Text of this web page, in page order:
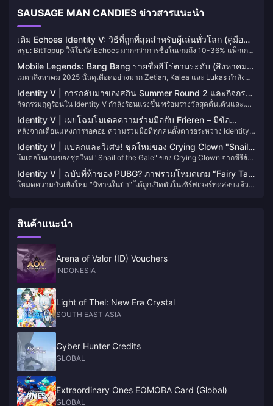
SAUSAGE MAN CANDIES ข่าวสารแนะนำ
เติม Echoes Identity V: วิธีที่ถูกที่สุดสำหรับผู้เล่นทั่วโลก (คู่มือ
UID และเซิร์ฟเวอร์ 2025)
สรุป: BitTopup ให้โบนัส Echoes มากกว่าการซื้อในเกมถึง 10-36% แพ็กเก
จราคา $9.99 นั้นคุ้มค่าที่สุด โดยคุณจะได้ Echo ในราคา $0.0131 ต่อ Echo
สิ่งที่คุณต้องมีคือ User ID และข้อมูลเซิร์ฟเวอร์ของคุณเท่านั้น ห้ามเปิดเผย
รหัสผ่านของคุณเด็ดขาด
Mobile Legends: Bang Bang รายชื่อฮีโร่ตามระดับ (สิงหาคม
2025) และการปรับแต่งสำหรับการจัดอันดับ
เมตาสิงหาคม 2025 นั้นดุเดือดอย่างมาก Zetian, Kalea และ Lukas กำลัง
ครองเกมร่วมกับ Kimmy และ Gloo ที่ได้รับการปรับปรุงใหม่ หากคุณไม่ให้
ความสำคัญกับการเคลื่อนที่, ความเสียหายแบบระเบิด และความทนทานใน
ตอนนี้ คุณจะต้องเจอช่วงเวลาที่ยากลำบาก โอ้ และ Fanny? ยังคงสร้างความ
หวาดกลัวในการจัดอันดับด้วยอัตราการแบน 88.23% ในขณะที่จังเกิลสาย
ยูทิลิตี้อย่าง Fredrinn กำลังปรับเปลี่ยนวิธีการดราฟต์ของทีมโดยสิ้นเชิง
Identity V | การกลับมาของสกิน Summer Round 2 และกิจกรรม
ใหม่กำลังจะมา!
กิจกรรมฤดูร้อนใน Identity V กำลังร้อนแรงขึ้น พร้อมรางวัลสุดตื่นเต้นและเนื้อ
หาใหม่ๆ รอคุณอยู่! อวาตาร์ใหม่ การอัปเกรดเฟอร์นิเจอร์ และส่วนลดจำกัด
เวลาทั้งหมดเปิดให้บริการแล้ว—อย่าพลาดจนกว่าจะถึงปีหน้า!
Identity V | เผยโฉมโมเดลความร่วมมือกับ Frieren – มีข้อ
บกพร่องเล็กน้อย แต่ไม่มีอะไรใหญ่โต!
หลังจากเดือนแห่งการรอคอย ความร่วมมือที่ทุกคนตั้งตารอระหว่าง Identity V
กับอนิเมะ Frieren: Beyond Journey’s End ก็ได้มาถึงแล้ว! เหลือเวลาไม่ถึง
สัปดาห์ก่อนเริ่มอย่างเป็นทางการ แม้ว่าการนำเสนอโดยรวมจะค่อนข้าง
แข็งแกร่ง แต่ก็มีปัญหาด้านการสร้างโมเดลที่ไม่คาดคิดปรากฏขึ้น
Identity V | แปลกและวิเศษ! ชุดใหม่ของ Crying Clown "Snail
of the Gale" รั่วไหลในเกม!
โมเดลในเกมของชุดใหม่ "Snail of the Gale" ของ Crying Clown จากซีรีส์
"Strange Thoughts Collection" มาถึงแล้ว! แม้โทนสีโดยรวมจะดูหม่นกว่า
ป้ายโฆษณา แต่ดีไซน์ที่แปลกประหลาดนี้โดดเด่นอย่างแน่นอน!
Identity V | ฉบับที่ห้าของ PUBG? ภาพรวมโหมดเกม “Fairy Tale
in the Woods”
โหมดความบันเทิงใหม่ "นิทานในป่า" ได้ถูกเปิดตัวในเซิร์ฟเวอร์ทดสอบแล้ว
สินค้าแนะนำ
Arena of Valor (ID) Vouchers
INDONESIA
Light of Thel: New Era Crystal
SOUTH EAST ASIA
Cyber Hunter Credits
GLOBAL
Extraordinary Ones EOMOBA Card (Global)
GLOBAL